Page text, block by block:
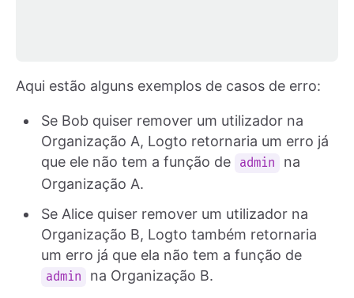
Aqui estão alguns exemplos de casos de erro:
Se Bob quiser remover um utilizador na
Organização A, Logto retornaria um erro já
que ele não tem a função de
admin
na
Organização A.
Se Alice quiser remover um utilizador na
Organização B, Logto também retornaria
um erro já que ela não tem a função de
admin
na Organização B.